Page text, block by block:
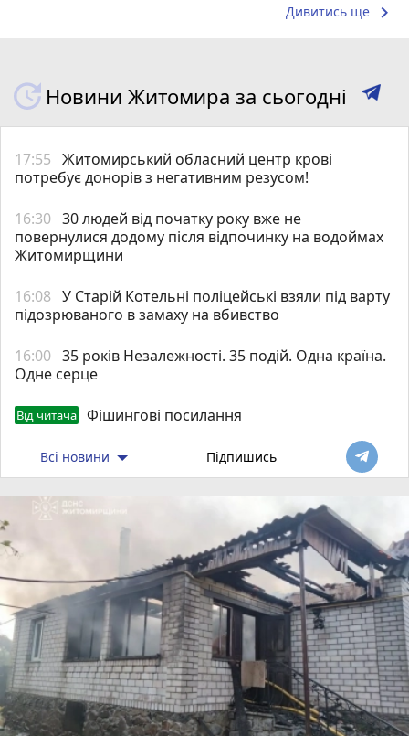
Дивитись ще keyboard_arrow_right
Новини Житомира за сьогодні
17:55 Житомирський обласний центр крові
потребує донорів з негативним резусом!
16:30 30 людей від початку року вже не
повернулися додому після відпочинку на водоймах
Житомирщини
16:08 У Старій Котельні поліцейські взяли під варту
підозрюваного в замаху на вбивство
16:00 35 років Незалежності. 35 подій. Одна країна.
Одне серце
Від читача Фішингові посилання
Всі новини Підпишись